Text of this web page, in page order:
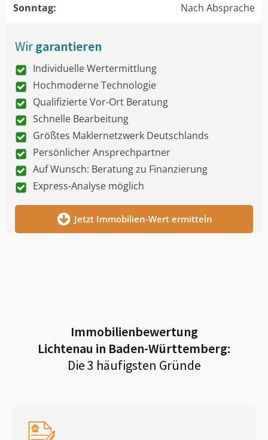
Sonntag:
Nach Absprache
Wirgarantieren
Individuelle Wertermittlung
Hochmoderne Technologie
Qualifizierte Vor-Ort Beratung
Schnelle Bearbeitung
Größtes Maklernetzwerk Deutschlands
Persönlicher Ansprechpartner
Auf Wunsch: Beratung zu Finanzierung
Express-Analyse möglich
Jetzt Immobilien-Wert ermitteln
Immobilienbewertung
Lichtenau in Baden-Württemberg:
Die 3 häufigsten Gründe